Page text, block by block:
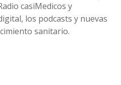
casiMedicos y
los podcasts y nuevas
sanitario.